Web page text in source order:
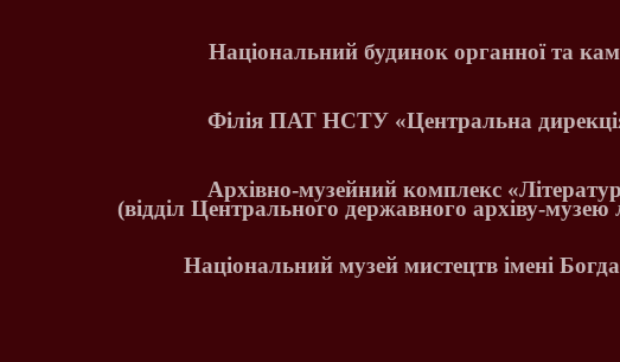
Національний будинок органної та
Філія ПАТ НСТУ «Центральна
Архівно-музейний комплекс
(відділ Центрального державного архіву-музею
Національний музей мистецтв імені